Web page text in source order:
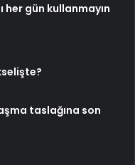
her gün kullanmayın
taslağına son